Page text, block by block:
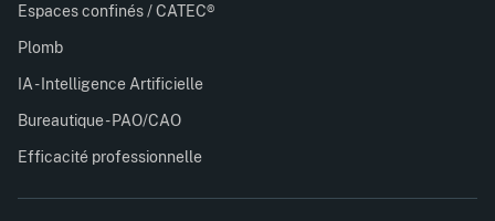
Espaces confinés / CATEC®
Plomb
IA - Intelligence Artificielle
Bureautique - PAO/CAO
Efficacité professionnelle